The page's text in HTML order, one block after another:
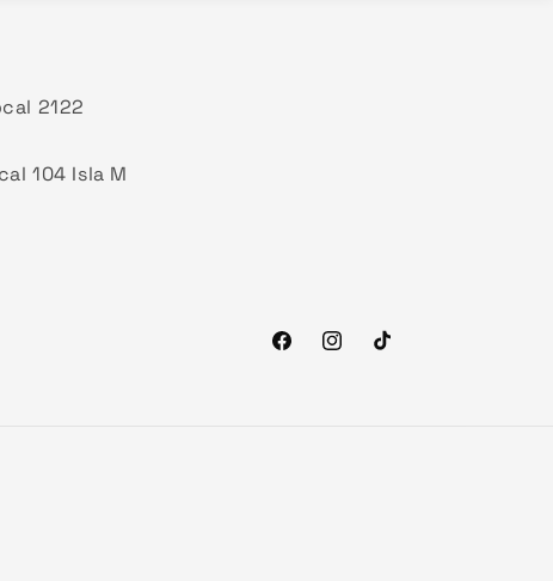
2122
104 Isla M
FacebookInstagramTikTok